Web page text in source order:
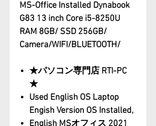
MS-Office Installed Dynabook
G83 13 inch Core i5-8250U
RAM 8GB/ SSD 256GB/
Camera/WIFI/BLUETOOTH/
★パソコン専門店 RTI-PC
★
Used English OS Laptop
Engish Version OS Installed,
English MSオフィス 2021